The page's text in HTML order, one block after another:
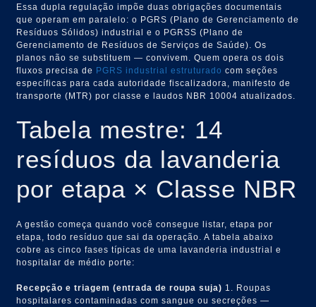
Essa dupla regulação impõe duas obrigações documentais
que operam em paralelo: o PGRS (Plano de Gerenciamento de
Resíduos Sólidos) industrial e o PGRSS (Plano de
Gerenciamento de Resíduos de Serviços de Saúde). Os
planos não se substituem — convivem. Quem opera os dois
fluxos precisa de PGRS industrial estruturado com seções
específicas para cada autoridade fiscalizadora, manifesto de
transporte (MTR) por classe e laudos NBR 10004 atualizados.
Tabela mestre: 14
resíduos da lavanderia
por etapa × Classe NBR
A gestão começa quando você consegue listar, etapa por
etapa, todo resíduo que sai da operação. A tabela abaixo
cobre as cinco fases típicas de uma lavanderia industrial e
hospitalar de médio porte:
Recepção e triagem (entrada de roupa suja) 1. Roupas
hospitalares contaminadas com sangue ou secreções —